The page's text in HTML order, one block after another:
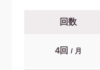
回数
4回 / 月